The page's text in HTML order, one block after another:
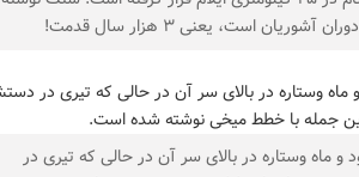
است، یعنی ۳ هزار سال قدمت!
ماه‌ وستاره‌ در بالای سر آن‌ در حالی که‌ تیری در